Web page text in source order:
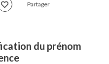
Partager
du prénom